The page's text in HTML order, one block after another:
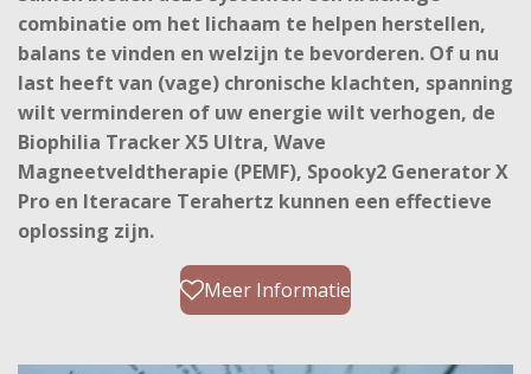
combinatie om het lichaam te helpen herstellen,
balans te vinden en welzijn te bevorderen. Of u nu
last heeft van (vage) chronische klachten, spanning
wilt verminderen of uw energie wilt verhogen, de
Biophilia Tracker X5 Ultra, Wave
Magneetveldtherapie (PEMF), Spooky2 Generator X
Pro en Iteracare Terahertz kunnen een effectieve
oplossing zijn.
Meer Informatie